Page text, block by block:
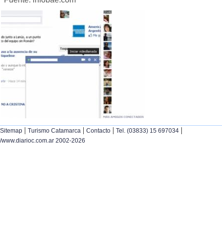
Sitemap | Turismo Catamarca | Contacto | Tel. (03833) 15 697034 |
/www.diarioc.com.ar 2002-2026